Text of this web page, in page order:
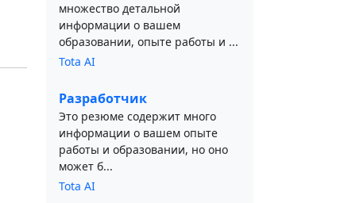
множество детальной
информации о вашем
образовании, опыте работы и ...
Tota AI
Разработчик
Это резюме содержит много
информации о вашем опыте
работы и образовании, но оно
может б...
Tota AI